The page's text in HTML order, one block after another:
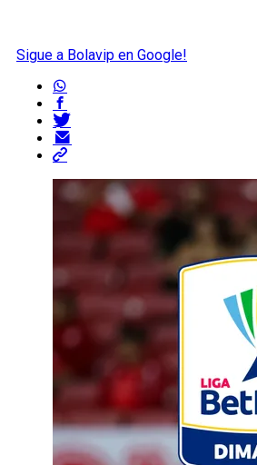
Sigue a Bolavip en Google!